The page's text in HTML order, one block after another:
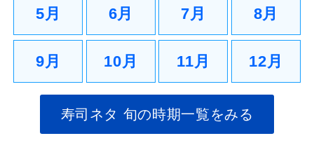
5月 6月 7月 8月
9月 10月 11月 12月
寿司ネタ 旬の時期一覧をみる